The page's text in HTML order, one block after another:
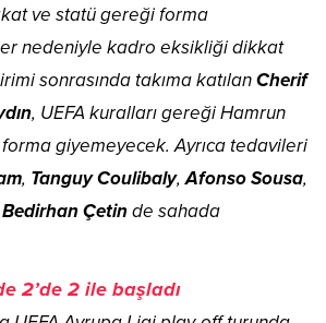
ve statü gereği forma
nedeniyle kadro eksikliği dikkat
sonrasında takıma katılanCherif
, UEFA kuralları gereği Hamrun
giyemeyecek. Ayrıca tedavileri
, Tanguy Coulibaly,Afonso Sousa,
BedirhanÇetinde sahada
2’de 2 ile başladı